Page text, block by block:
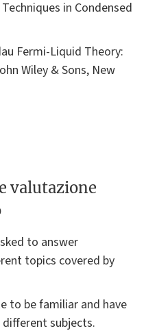
in Condensed
Fermi-Liquid Theory:
Wiley & Sons, New
valutazione
to answer
topics covered by
to be familiar and have
subjects.